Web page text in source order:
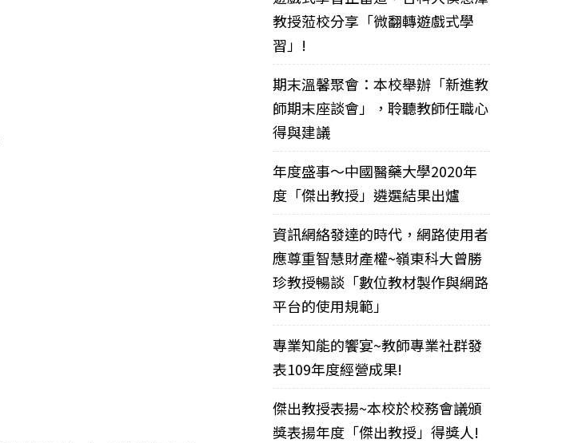
教授蒞校分享「微翻轉遊戲式學
習」!
期末溫馨聚會：本校舉辦「新進教
師期末座談會」，聆聽教師任職心
得與建議
年度盛事～中國醫藥大學2020年
度「傑出教授」遴選結果出爐
資訊網絡發達的時代，網路使用者
應尊重智慧財產權~嶺東科大曾勝
珍教授暢談「數位教材製作與網路
平台的使用規範」
專業知能的饗宴~教師專業社群發
表109年度經營成果!
傑出教授表揚~本校於校務會議頒
獎表揚年度「傑出教授」得獎人!